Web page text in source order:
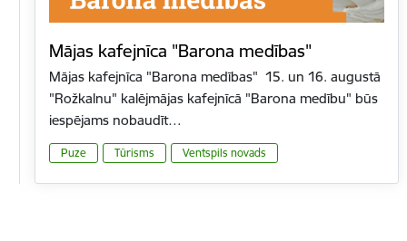
Mājas kafejnīca "Barona medības"
Mājas kafejnīca "Barona medības" 15. un 16. augustā
"Rožkalnu" kalējmājas kafejnīcā "Barona medību" būs
iespējams nobaudīt…
Puze Tūrisms Ventspils novads